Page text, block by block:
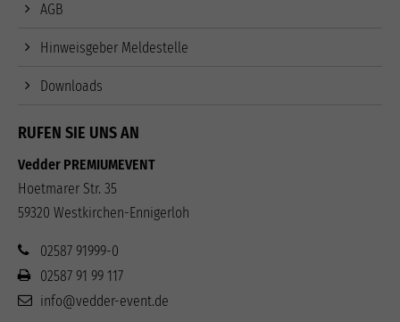
AGB
Hinweisgeber Meldestelle
Downloads
RUFEN SIE UNS AN
Vedder PREMIUMEVENT
Hoetmarer Str. 35
59320 Westkirchen-Ennigerloh
02587 91999-0
02587 91 99 117
info@vedder-event.de